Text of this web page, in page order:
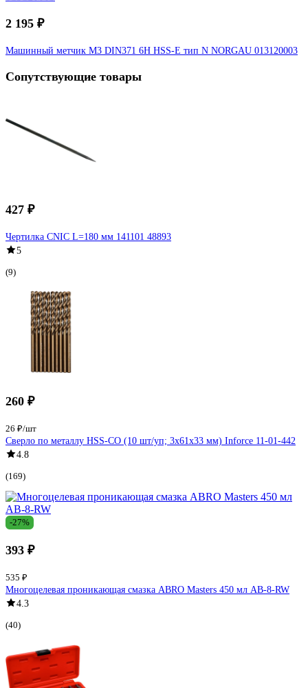
2 195 ₽
Машинный метчик М3 DIN371 6H HSS-E тип N NORGAU 013120003
Сопутствующие товары
427 ₽
Чертилка CNIC L=180 мм 141101 48893
5
(9)
260 ₽
26 ₽/шт
Сверло по металлу HSS-CO (10 шт/уп; 3x61x33 мм) Inforce 11-01-442
4.8
(169)
-27%
393 ₽
535 ₽
Многоцелевая проникающая смазка ABRO Masters 450 мл AB-8-RW
4.3
(40)